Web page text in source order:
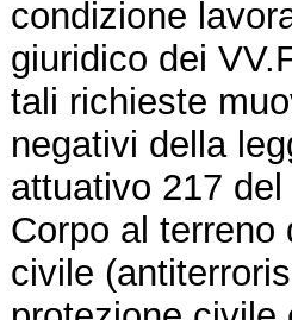
condizione
giuridico dei
tali richieste
negativi della
attuativo 217
Corpo al terreno
civile